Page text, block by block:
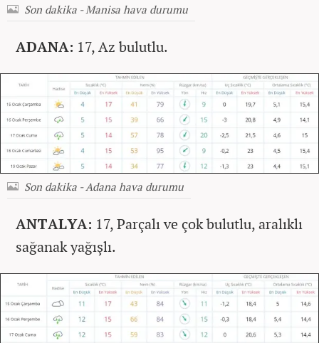
Son dakika - Manisa hava durumu
ADANA: 17, Az bulutlu.
Son dakika - Adana hava durumu
ANTALYA: 17, Parçalı ve çok bulutlu, aralıklı
sağanak yağışlı.